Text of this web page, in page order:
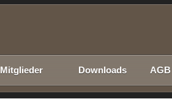
Mitglieder Downloads AGB